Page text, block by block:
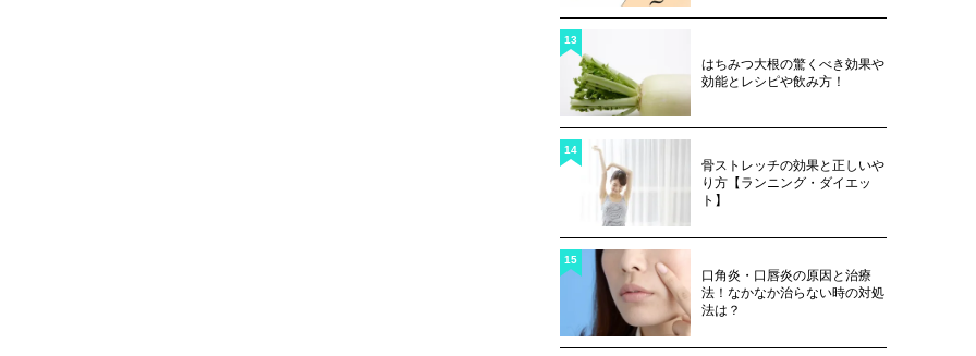
はちみつ大根の驚くべき効果や
効能とレシピや飲み方！
13
骨ストレッチの効果と正しいや
り方【ランニング・ダイエッ
ト】
14
口角炎・口唇炎の原因と治療
法！なかなか治らない時の対処
法は？
15